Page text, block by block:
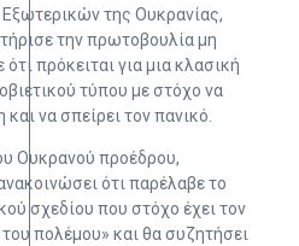
της Ουκρανίας,
την πρωτοβουλία μη
πρόκειται για μια κλασική
τύπου με στόχο να
να σπείρει τον πανικό.
Ουκρανού προέδρου,
ότι παρέλαβε το
σχεδίου που στόχο έχει τον
πολέμου» και θα συζητήσει